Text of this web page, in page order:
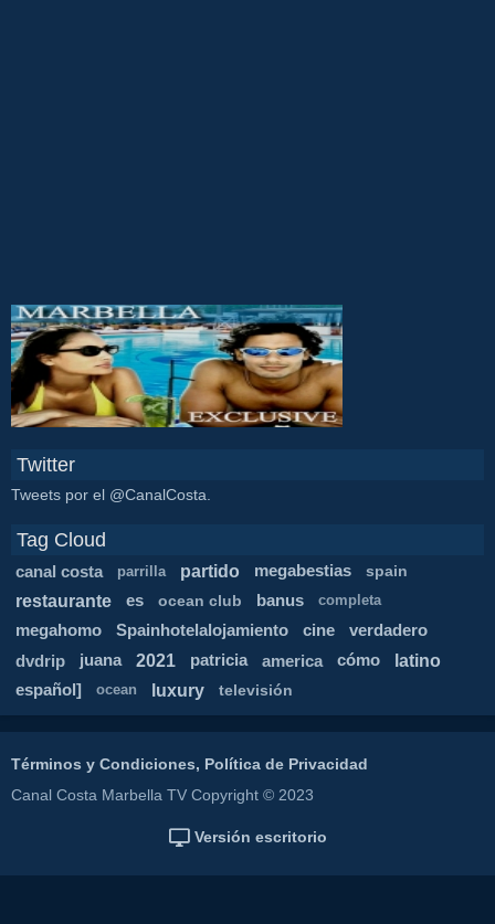
Twitter
Tweets por el @CanalCosta.
Tag Cloud
canal costa parrilla partido megabestias spain
restaurante es ocean club banus completa
megahomo Spainhotelalojamiento cine verdadero
dvdrip juana 2021 patricia america cómo latino
español] ocean luxury televisión
Términos y Condiciones, Política de Privacidad
Canal Costa Marbella TV Copyright © 2023
Versión escritorio